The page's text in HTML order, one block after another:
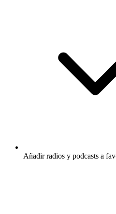
Añadir radios y podcasts a